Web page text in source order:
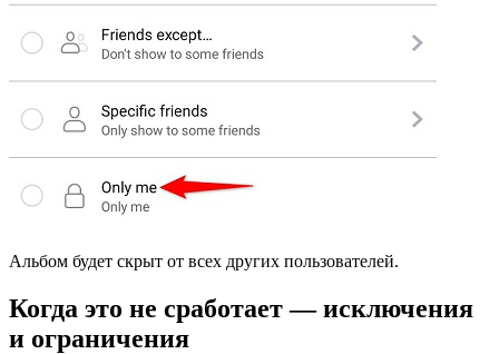
Альбом будет скрыт от всех других пользователей.
Когда это не сработает — исключения
и ограничения